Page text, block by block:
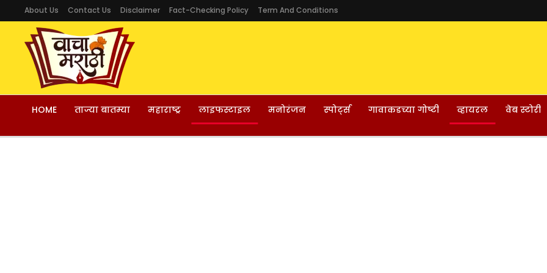
About Us Contact Us Disclaimer Fact-Checking Policy Term And Conditions
HOME ताज्या बातम्या महाराष्ट्र लाइफस्टाइल मनोरंजन स्पोर्ट्स गावाकडच्या गोष्टी व्हायरल वेब स्टोरी